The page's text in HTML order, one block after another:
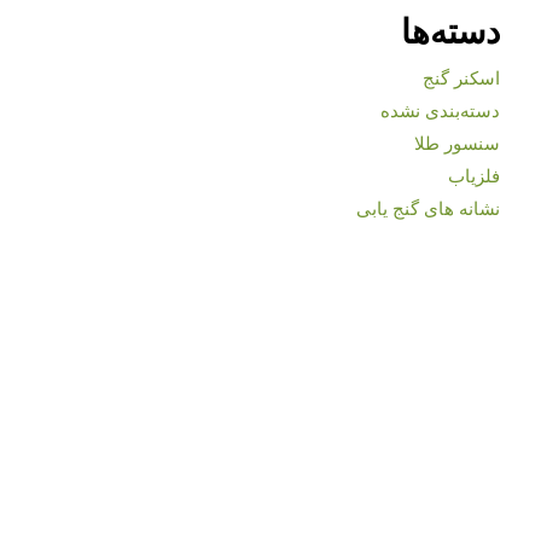
دسته‌ها
اسکنر گنج
دسته‌بندی نشده
سنسور طلا
فلزیاب
نشانه های گنج یابی